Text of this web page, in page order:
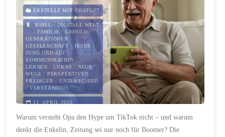
einfach
nicht!"
ERSTELLT MIT CHATGPT
BIBEL /DIGITALE WELT
/ FAMILIE / GEDULD /
GENERATIONEN /
GESELLSCHAFT /JESUS /
JUNG UND ALT /
KOMMUNIKATION /
LERNEN /LUKAS / NEUE
WEGE / PERSPEKTIVEN /
PREDIGER / UNTERSCHIED
/VERSTÄNDNIS
11. APRIL 2025
Warum versteht Opa den Hype um TikTok nicht – und warum
denkt die Enkelin, Zeitung sei nur noch für Boomer? Die